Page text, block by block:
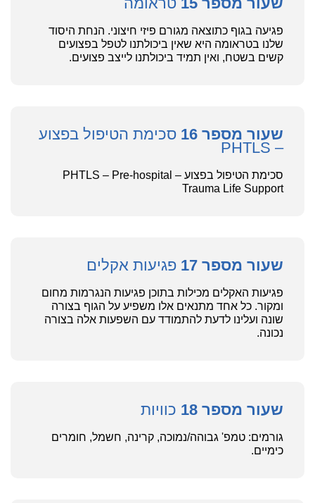
פגיעה בגוף כתוצאה מגורם פיזי חיצוני. הנחת היסוד
שלנו בטראומה היא שאין ביכולתנו לטפל בפצועים
קשים בשטח, ואין תמיד ביכולתנו לייצב פצועים.
שעור מספר 16 סכימת הטיפול בפצוע
– PHTLS
סכימת הטיפול בפצוע – PHTLS – Pre-hospital
Trauma Life Support
שעור מספר 17 פגיעות אקלים
פגיעות האקלים מכילות בתוכן פגיעות הנגרמות מחום
ומקור. כל אחד מתנאים אלו משפיע על הגוף בצורה
שונה ועלינו לדעת להתמודד עם השפעות אלה בצורה
נכונה.
שעור מספר 18 כוויות
גורמים: טמפ' גבוהה/נמוכה, קרינה, חשמל, חומרים
כימיים.